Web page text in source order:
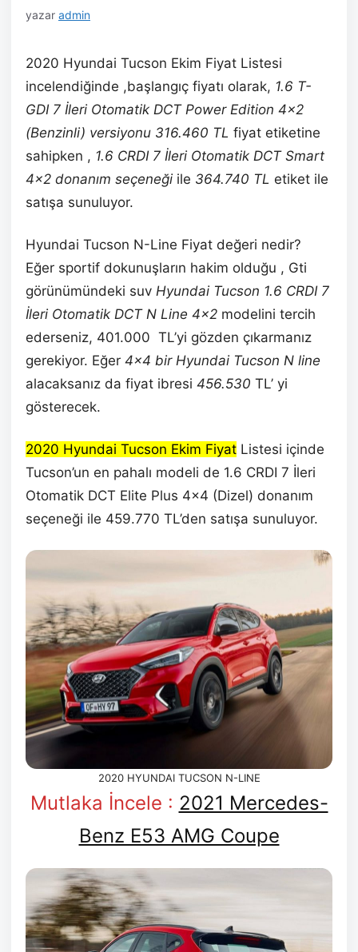
yazar admin
2020 Hyundai Tucson Ekim Fiyat Listesi
incelendiğinde ,başlangıç fiyatı olarak, 1.6 T-
GDI 7 İleri Otomatik DCT Power Edition 4×2
(Benzinli) versiyonu 316.460 TL fiyat etiketine
sahipken , 1.6 CRDI 7 İleri Otomatik DCT Smart
4×2 donanım seçeneği ile 364.740 TL etiket ile
satışa sunuluyor.
Hyundai Tucson N-Line Fiyat değeri nedir?
Eğer sportif dokunuşların hakim olduğu , Gti
görünümündeki suv Hyundai Tucson 1.6 CRDI 7
İleri Otomatik DCT N Line 4×2 modelini tercih
ederseniz, 401.000 TL’yi gözden çıkarmanız
gerekiyor. Eğer 4×4 bir Hyundai Tucson N line
alacaksanız da fiyat ibresi 456.530 TL’ yi
gösterecek.
2020 Hyundai Tucson Ekim Fiyat Listesi içinde
Tucson’un en pahalı modeli de 1.6 CRDI 7 İleri
Otomatik DCT Elite Plus 4×4 (Dizel) donanım
seçeneği ile 459.770 TL’den satışa sunuluyor.
2020 HYUNDAI TUCSON N-LINE
Mutlaka İncele : 2021 Mercedes-
Benz E53 AMG Coupe